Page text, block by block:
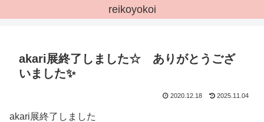
reikoyokoi
akari展終了しました☆ ありがとうござ
いました✨
2020.12.18 2025.11.04
akari展終了しました